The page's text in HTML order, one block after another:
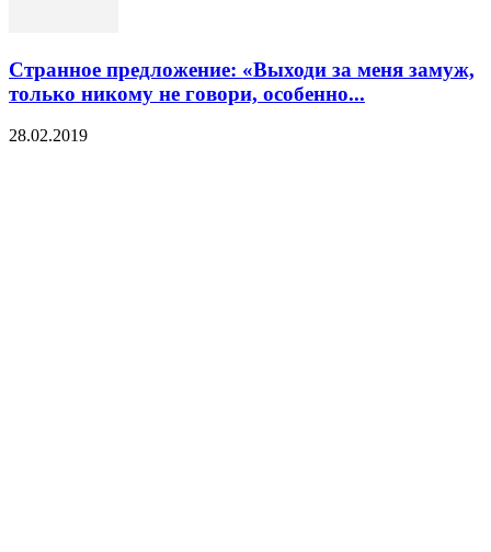
Странное предложение: «Выходи за меня замуж,
только никому не говори, особенно...
28.02.2019